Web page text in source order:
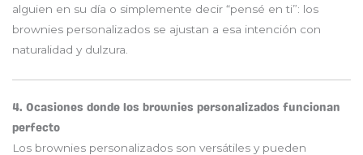
alguien en su día o simplemente decir “pensé en ti”: los
brownies personalizados se ajustan a esa intención con
naturalidad y dulzura.
4. Ocasiones donde los brownies personalizados funcionan
perfecto
Los brownies personalizados son versátiles y pueden